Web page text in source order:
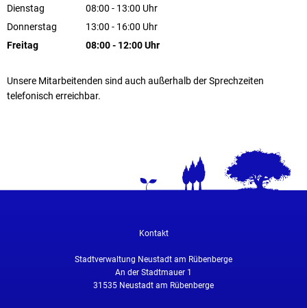
Dienstag 08:00 - 13:00 Uhr
Von 08:00 bis 13:00 Uhr
Donnerstag 13:00 - 16:00 Uhr
Von 13:00 bis 16:00 Uhr
Freitag 08:00- 12:00Uhr
Unsere Mitarbeitenden sind auch außerhalb der Sprechzeiten
telefonisch erreichbar.
Kontakt
Stadtverwaltung Neustadt am Rübenberge
An der Stadtmauer 1
31535 Neustadt am Rübenberge